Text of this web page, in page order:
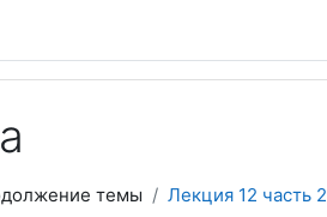
темы Лекция 12 часть 2